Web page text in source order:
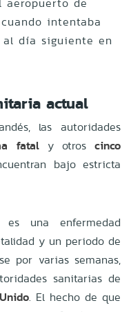
intentaba
al día siguiente en
actual
las autoridades
fataly otroscinco
bajo estricta
una enfermedad
y un periodo de
por varias semanas,
sanitarias de
. El hecho de que